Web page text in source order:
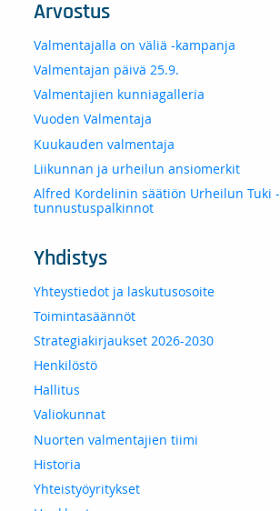
Arvostus
Valmentajalla on väliä -kampanja
Valmentajan päivä 25.9.
Valmentajien kunniagalleria
Vuoden Valmentaja
Kuukauden valmentaja
Liikunnan ja urheilun ansiomerkit
Alfred Kordelinin säätiön Urheilun Tuki -
tunnustuspalkinnot
Yhdistys
Yhteystiedot ja laskutusosoite
Toimintasäännöt
Strategiakirjaukset 2026-2030
Henkilöstö
Hallitus
Valiokunnat
Nuorten valmentajien tiimi
Historia
Yhteistyöyritykset